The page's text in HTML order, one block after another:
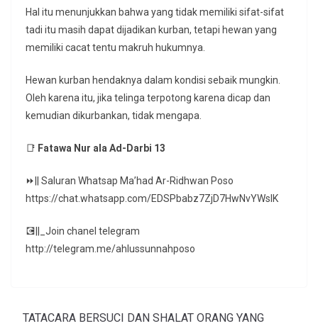
Hal itu menunjukkan bahwa yang tidak memiliki sifat-sifat
tadi itu masih dapat dijadikan kurban, tetapi hewan yang
memiliki cacat tentu makruh hukumnya.
Hewan kurban hendaknya dalam kondisi sebaik mungkin.
Oleh karena itu, jika telinga terpotong karena dicap dan
kemudian dikurbankan, tidak mengapa.
📑 Fatawa Nur ala Ad-Darbi 13
⏩|| Saluran Whatsap Ma’had Ar-Ridhwan Poso
https://chat.whatsapp.com/EDSPbabz7ZjD7HwNvYWslK
💽||_Join chanel telegram
http://telegram.me/ahlussunnahposo
TATACARA BERSUCI DAN SHALAT ORANG YANG